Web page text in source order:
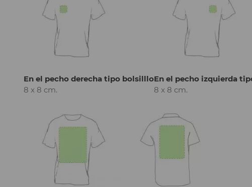
En el pecho derecha tipo bolsilllo
8 x 8 cm.
En el pecho izquierda
8 x 8 cm.